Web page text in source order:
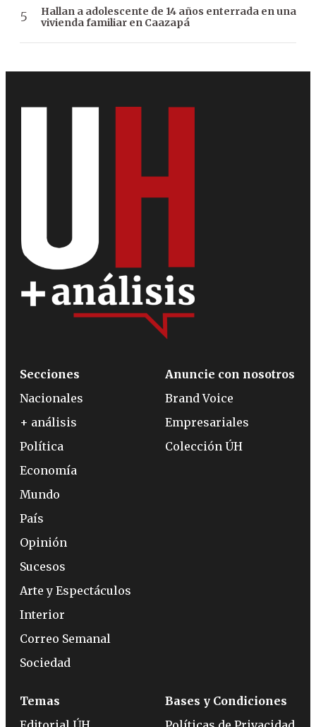
Hallan a adolescente de 14 años enterrada en una
vivienda familiar en Caazapá
Secciones
Nacionales
+ análisis
Política
Economía
Mundo
País
Opinión
Sucesos
Arte y Espectáculos
Interior
Correo Semanal
Sociedad
Anuncie con nosotros
Brand Voice
Empresariales
Colección ÚH
Temas
Bases y Condiciones